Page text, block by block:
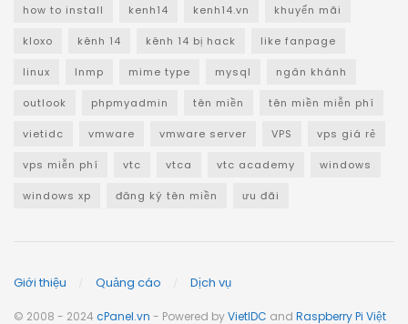
how to install kenh14 kenh14.vn khuyến mãi
kloxo kênh 14 kênh 14 bị hack like fanpage
linux lnmp mime type mysql ngân khánh
outlook phpmyadmin tên miền tên miền miễn phí
vietidc vmware vmware server VPS vps giá rẻ
vps miễn phí vtc vtca vtc academy windows
windows xp đăng ký tên miền ưu đãi
Giới thiệu Quảng cáo Dịch vụ
© 2008 - 2024 cPanel.vn - Powered byVietIDC and Raspberry Pi Việt